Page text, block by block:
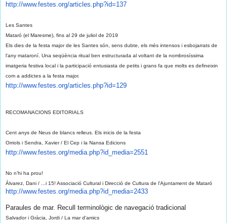
http://www.festes.org/articles.php?id=137
Les Santes
Mataró (el Maresme), fins al 29 de juliol de 2019
Els dies de la festa major de les Santes són, sens dubte, els més intensos i esbojarrats de
l'any mataroní. Una seqüència ritual ben estructurada al voltant de la nombrosíssima
imatgeria festiva local i la participació entusiasta de petits i grans fa que molts es defineixin
com a addictes a la festa major.
http://www.festes.org/articles.php?id=129
RECOMANACIONS EDITORIALS
Cent anys de Neus de blancs relleus. Els inicis de la festa
Orriols i Sendra, Xavier / El Cep i la Nansa Edicions
http://www.festes.org/media.php?id_media=2551
No n’hi ha prou!
Àlvarez, Dani / ...i 15! Associació Cultural i Direcció de Cultura de l'Ajuntament de Mataró
http://www.festes.org/media.php?id_media=2433
Paraules de mar. Recull terminològic de navegació tradicional
Salvador i Gràcia, Jordi / La mar d'amics